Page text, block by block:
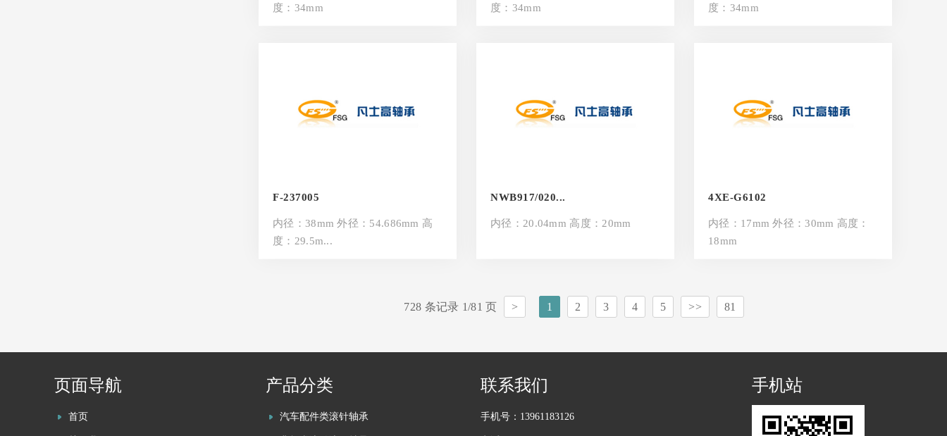
度：34mm
度：34mm
度：34mm
F-237005
内径：38mm 外径：54.686mm 高
度：29.5m...
NWB917/020...
内径：20.04mm 高度：20mm
4XE-G6102
内径：17mm 外径：30mm 高度：
18mm
728 条记录 1/81 页 > 1 2 3 4 5 >> 81
页面导航
首页
产品分类
汽车配件类滚针轴承
联系我们
手机号：13961183126
手机站